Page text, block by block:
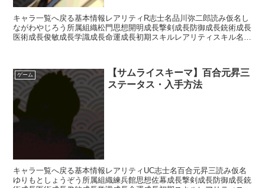
キャラ一覧へ戻る基本情報レアリティR志士名品川弥二郎読み仮名し
ながわやじろう所属組織松門思想開明成長撃剣成長防御成長銃術成長
医術成長俊敏成長学識成長命運成長初期スキルレアリティスキル名ス
ゲーム
【サムライスキーマ】百合元昇三
ステータス・入手方法
キャラ一覧へ戻る基本情報レアリティUC志士名百合元昇三読み仮名
ゆりもとしょうぞう所属組織練兵館思想佐幕成長撃剣成長防御成長銃